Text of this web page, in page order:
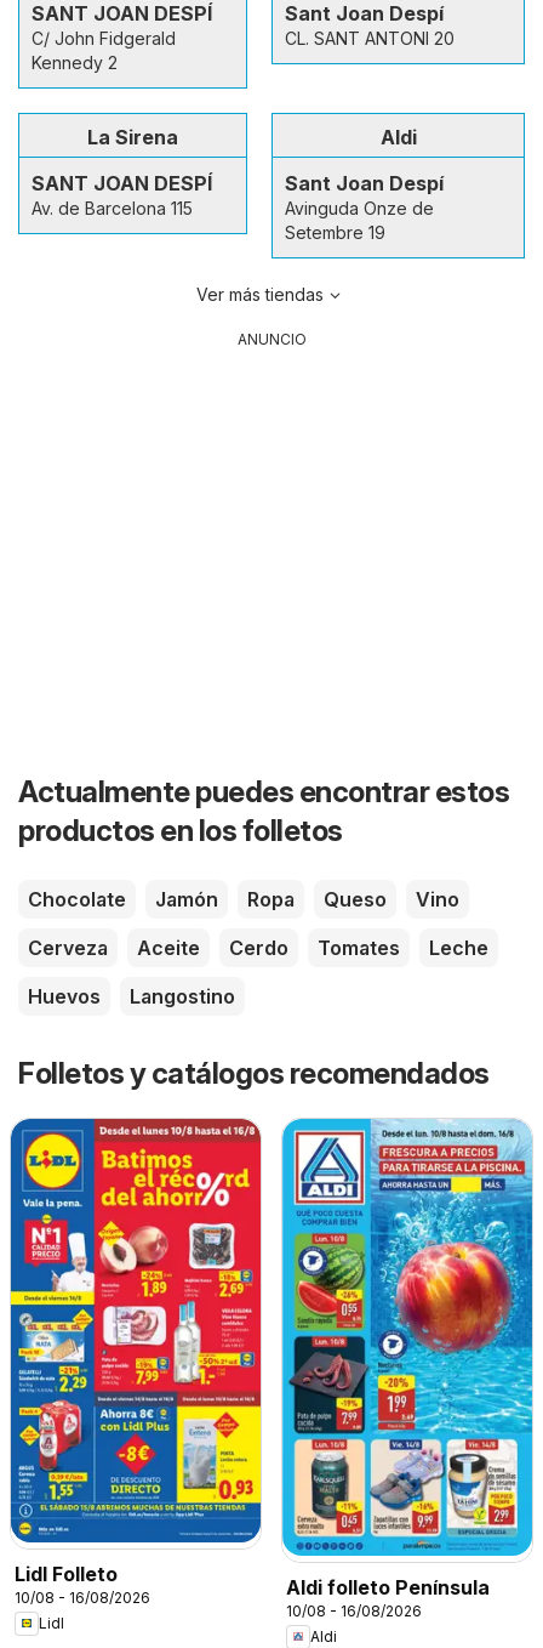
SANT JOAN DESPÍ
C/ John Fidgerald
Kennedy 2
Sant Joan Despí
CL. SANT ANTONI 20
La Sirena
SANT JOAN DESPÍ
Av. de Barcelona 115
Aldi
Sant Joan Despí
Avinguda Onze de
Setembre 19
Ver más tiendas
ANUNCIO
Actualmente puedes encontrar estos
productos en los folletos
Chocolate Jamón Ropa Queso
Vino
Cerveza
Aceite Cerdo Tomates
Leche
Huevos
Langostino
Folletos y catálogos recomendados
Lidl Folleto
10/08 - 16/08/2026
Lidl
Aldi folleto Península
10/08 - 16/08/2026
Aldi